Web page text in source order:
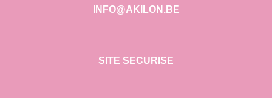
INFO@AKILON.BE
SITE SECURISE